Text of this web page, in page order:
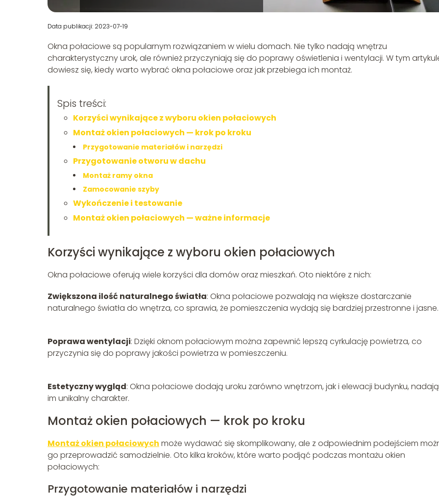
Data publikacji: 2023-07-19
Okna połaciowe są popularnym rozwiązaniem w wielu domach. Nie tylko nadają wnętrzu
charakterystyczny urok, ale również przyczyniają się do poprawy oświetlenia i wentylacji. W tym
dowiesz się, kiedy warto wybrać okna połaciowe oraz jak przebiega ich montaż.
Spis treści:
Korzyści wynikające z wyboru okien połaciowych
Montaż okien połaciowych — krok po kroku
Przygotowanie materiałów i narzędzi
Przygotowanie otworu w dachu
Montaż ramy okna
Zamocowanie szyby
Wykończenie i testowanie
Montaż okien połaciowych — ważne informacje
Korzyści wynikające z wyboru okien połaciowych
Okna połaciowe oferują wiele korzyści dla domów oraz mieszkań. Oto niektóre z nich:
Zwiększona ilość naturalnego światła: Okna połaciowe pozwalają na większe dostarczanie
naturalnego światła do wnętrza, co sprawia, że pomieszczenia wydają się bardziej przestronne i jasne.
Poprawa wentylacji: Dzięki oknom połaciowym można zapewnić lepszą cyrkulację powietrza, co
przyczynia się do poprawy jakości powietrza w pomieszczeniu.
Estetyczny wygląd: Okna połaciowe dodają uroku zarówno wnętrzom, jak i elewacji budynku,
im unikalny charakter.
Montaż okien połaciowych — krok po kroku
Montaż okien połaciowych może wydawać się skomplikowany, ale z odpowiednim podejściem
go przeprowadzić samodzielnie. Oto kilka kroków, które warto podjąć podczas montażu okien
połaciowych:
Przygotowanie materiałów i narzędzi